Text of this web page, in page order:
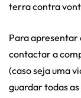
terra contra
Para apresentar
contactar a
(caso seja uma
guardar todas